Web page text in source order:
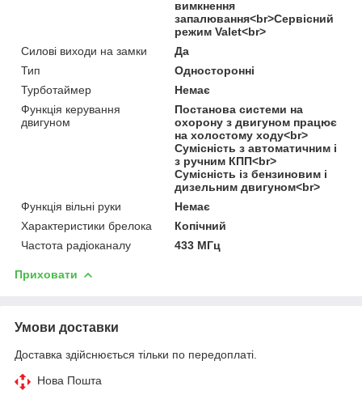
вимкнення
запалювання<br>Сервісний
режим Valet<br>
Силові виходи на замки
Да
Тип
Односторонні
Турботаймер
Немає
Функція керування
двигуном
Постанова системи на
охорону з двигуном працює
на холостому ходу<br>
Сумісність з автоматичним і
з ручним КПП<br>
Сумісність із бензиновим і
дизельним двигуном<br>
Функція вільні руки
Немає
Характеристики брелока
Копічний
Частота радіоканалу
433 МГц
Приховати
Умови доставки
Доставка здійснюється тільки по передоплаті.
Нова Пошта